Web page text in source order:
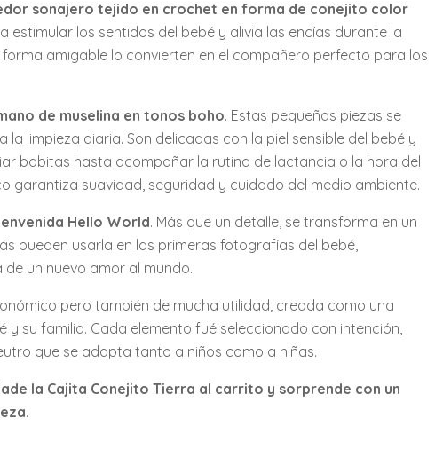
sonajero tejido en crochet en forma de conejito color
estimular los sentidos del bebé y alivia las encías durante la
amigable lo convierten en el compañero perfecto para los
de muselina en tonos boho. Estas pequeñas piezas se
limpieza diaria. Son delicadas con la piel sensible del bebé y
babitas hasta acompañar la rutina de lactancia o la hora del
garantiza suavidad, seguridad y cuidado del medio ambiente.
Hello World. Más que un detalle, se transforma en un
pueden usarla en las primeras fotografías del bebé,
un nuevo amor al mundo.
pero también de mucha utilidad, creada como una
su familia. Cada elemento fué seleccionado con intención,
que se adapta tanto a niños como a niñas.
la Cajita Conejito Tierra al carrito y sorprende con un